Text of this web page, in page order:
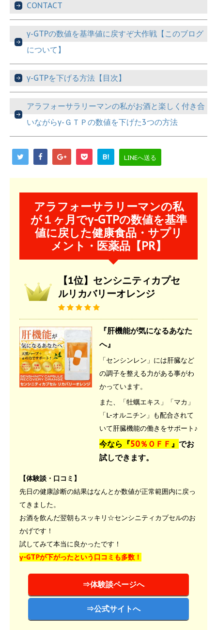
CONTACT
γ-GTPの数値を基準値に戻すぞ大作戦【このブログ
について】
γ-GTPを下げる方法【目次】
アラフォーサラリーマンの私がお酒と楽しく付き合
いながらγ-ＧＴＰの数値を下げた3つの方法
B! LINEへ送る
アラフォーサラリーマンの私
が１ヶ月でγ-GTPの数値を基準
値に戻した健康食品・サプリ
メント・医薬品【PR】
【1位】センシニティカプセ
ルリカバリーオレンジ
『肝機能が気になるあなた
へ』
「センシンレン」には肝臓など
の調子を整える力がある事がわ
かっています。
また、「牡蠣エキス」「マカ」
「L-オルニチン」も配合されて
いて肝臓機能の働きをサポート♪
今なら『50％ＯＦＦ 』 でお
試しできます。
【体験談・口コミ】
先日の健康診断の結果はなんとか数値が正常範囲内に戻っ
てきました。
お酒を飲んだ翌朝もスッキリ☆センシニティカプセルのお
かげです！
試してみて本当に良かったです！
γ-GTPが下がったという口コミも多数！
⇒体験談ページへ
⇒公式サイトへ